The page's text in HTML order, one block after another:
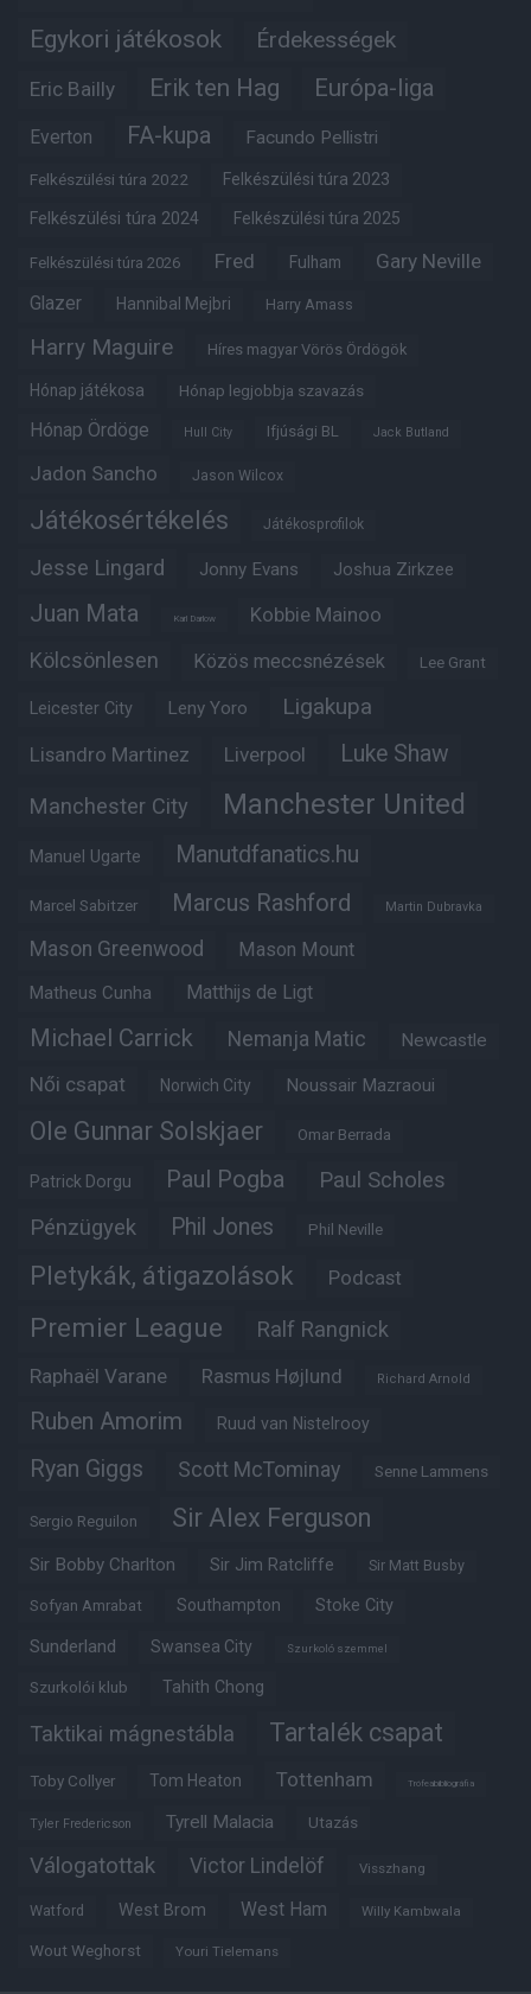
Egykori játékosok Érdekességek
Eric Bailly Erik ten Hag Európa-liga
Everton FA-kupa Facundo Pellistri
Felkészülési túra 2022 Felkészülési túra 2023
Felkészülési túra 2024 Felkészülési túra 2025
Felkészülési túra 2026 Fred Fulham Gary Neville
Glazer Hannibal Mejbri Harry Amass
Harry Maguire Híres magyar Vörös Ördögök
Hónap játékosa Hónap legjobbja szavazás
Hónap Ördöge Hull City Ifjúsági BL Jack Butland
Jadon Sancho Jason Wilcox
Játékosértékelés Játékosprofilok
Jesse Lingard Jonny Evans Joshua Zirkzee
Juan Mata Karl Darlow Kobbie Mainoo
Kölcsönlesen Közös meccsnézések Lee Grant
Leicester City Leny Yoro Ligakupa
Lisandro Martinez Liverpool Luke Shaw
Manchester City Manchester United
Manuel Ugarte Manutdfanatics.hu
Marcel Sabitzer Marcus Rashford Martin Dubravka
Mason Greenwood Mason Mount
Matheus Cunha Matthijs de Ligt
Michael Carrick Nemanja Matic Newcastle
Női csapat Norwich City Noussair Mazraoui
Ole Gunnar Solskjaer Omar Berrada
Patrick Dorgu Paul Pogba Paul Scholes
Pénzügyek Phil Jones Phil Neville
Pletykák, átigazolások Podcast
Premier League Ralf Rangnick
Raphaël Varane Rasmus Højlund Richard Arnold
Ruben Amorim Ruud van Nistelrooy
Ryan Giggs Scott McTominay Senne Lammens
Sergio Reguilon Sir Alex Ferguson
Sir Bobby Charlton Sir Jim Ratcliffe Sir Matt Busby
Sofyan Amrabat Southampton Stoke City
Sunderland Swansea City Szurkoló szemmel
Szurkolói klub Tahith Chong
Taktikai mágnestábla Tartalék csapat
Toby Collyer Tom Heaton Tottenham Trófeabibliográfia
Tyler Fredericson Tyrell Malacia Utazás
Válogatottak Victor Lindelöf Visszhang
Watford West Brom West Ham Willy Kambwala
Wout Weghorst Youri Tielemans